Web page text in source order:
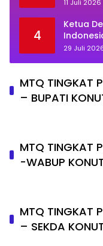
11 Juli 2026
4
Ketua
29 Juli
MTQ TINGKAT
– BUPATI
MTQ TINGKAT
-WABUP
MTQ TINGKAT
– SEKDA